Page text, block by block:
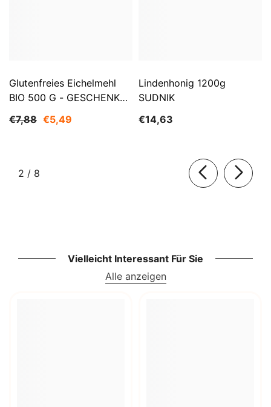
Glutenfreies Eichelmehl
BIO 500 G - GESCHENKE
€7,88 €5,49
Lindenhonig 1200g
SUDNIK
€14,63
2 / von
8
Vielleicht Interessant Für Sie
Alle anzeigen